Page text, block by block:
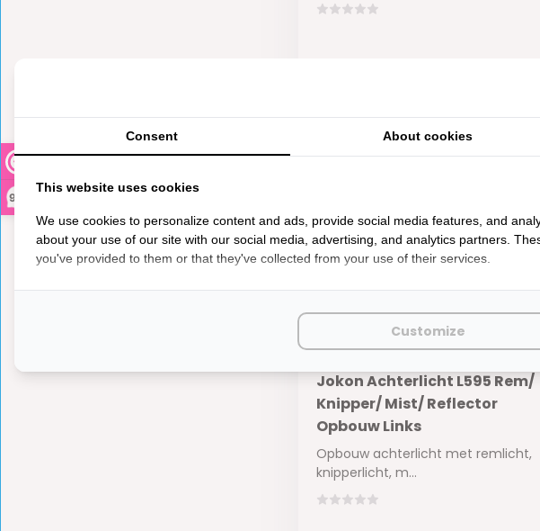
9,3
€42,85
Jokon Achterlicht L595 Rem/
Knipper/ Mist/ Reflector
Opbouw Links
Opbouw achterlicht met remlicht,
knipperlicht, m...
Consent About cookies
This website uses cookies
We use cookies to personalize content and ads, provide social media features, and
about your use of our site with our social media, advertising, and analytics partners.
you've provided to them or that they've collected from your use of their services.
Customize